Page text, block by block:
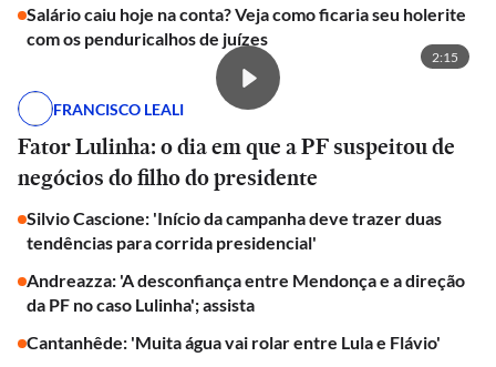
Salário caiu hoje na conta? Veja como ficaria seu holerite
com os penduricalhos de juízes
2:15
FRANCISCO LEALI
Fator Lulinha: o dia em que a PF suspeitou de
negócios do filho do presidente
Silvio Cascione: 'Início da campanha deve trazer duas
tendências para corrida presidencial'
Andreazza: 'A desconfiança entre Mendonça e a direção
da PF no caso Lulinha'; assista
Cantanhêde: 'Muita água vai rolar entre Lula e Flávio'